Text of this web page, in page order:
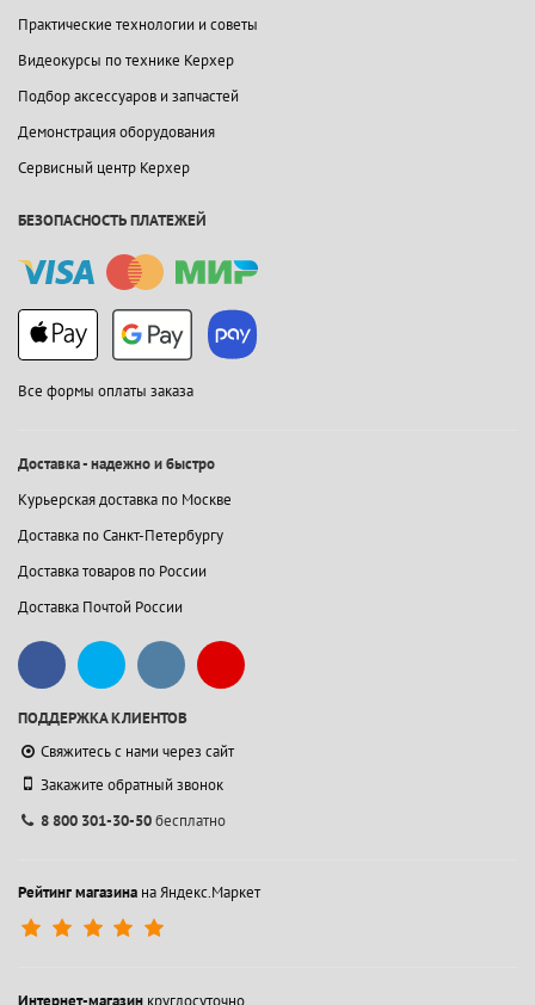
Практические технологии и советы
Видеокурсы по технике Керхер
Подбор аксессуаров и запчастей
Демонстрация оборудования
Сервисный центр Керхер
БЕЗОПАСНОСТЬ ПЛАТЕЖЕЙ
Все формы оплаты заказа
Доставка - надежно и быстро
Курьерская доставка по Москве
Доставка по Санкт-Петербургу
Доставка товаров по России
Доставка Почтой России
ПОДДЕРЖКА КЛИЕНТОВ
Свяжитесь с нами через сайт
Закажите обратный звонок
8 800 301-30-50бесплатно
Рейтинг магазина на Яндекс.Маркет
Интернет-магазин круглосуточно